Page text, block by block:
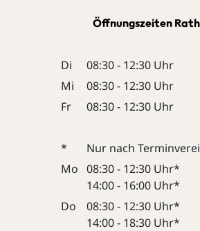
Öffnungszeiten
Di
08:30 - 12:30 Uhr
Mi
08:30 - 12:30 Uhr
Fr
08:30 - 12:30 Uhr
*
Nur nach
Mo 08:30 - 12:30 Uhr*
14:00 - 16:00 Uhr*
Do
08:30 - 12:30 Uhr*
14:00 - 18:30 Uhr*